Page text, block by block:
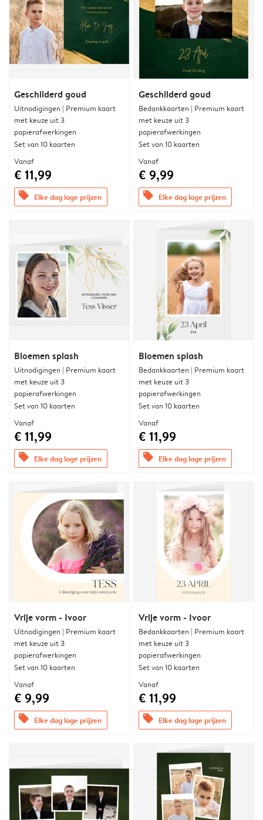
Geschilderd goud
Uitnodigingen | Premium kaart
met keuze uit 3
papierafwerkingen
Set van 10 kaarten
Vanaf
€ 11,99
offers Elke dag lage prijzen
Geschilderd goud
Bedankkaarten | Premium kaart
met keuze uit 3
papierafwerkingen
Set van 10 kaarten
Vanaf
€ 9,99
offers Elke dag lage prijzen
Bloemen splash
Uitnodigingen | Premium kaart
met keuze uit 3
papierafwerkingen
Set van 10 kaarten
Vanaf
€ 11,99
offers Elke dag lage prijzen
Bloemen splash
Bedankkaarten | Premium kaart
met keuze uit 3
papierafwerkingen
Set van 10 kaarten
Vanaf
€ 11,99
offers Elke dag lage prijzen
Vrije vorm - Ivoor
Uitnodigingen | Premium kaart
met keuze uit 3
papierafwerkingen
Set van 10 kaarten
Vanaf
€ 9,99
offers Elke dag lage prijzen
Vrije vorm - Ivoor
Bedankkaarten | Premium kaart
met keuze uit 3
papierafwerkingen
Set van 10 kaarten
Vanaf
€ 11,99
offers Elke dag lage prijzen